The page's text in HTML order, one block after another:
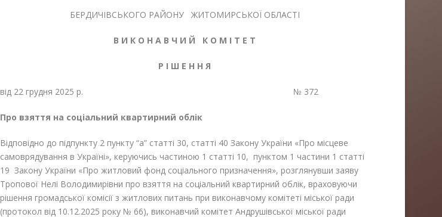
БЕРДИЧІВСЬКОГО РАЙОНУ ЖИТОМИРСЬКОЇ ОБЛАСТІ
В И К О Н А В Ч И Й К О М І Т Е Т
Р І Ш Е Н Н Я
від 22 грудня 2025 р. № 372
Про взяття на соціальний квартирний облік
Відповідно до підпункту 2 пункту “а” статті 30, статті 40 Закону України «Про місцеве
самоврядування в Україні», керуючись частиною 1 статті 10, пунктом 1 частини 1 статті
19 Закону України «Про житловий фонд соціального призначення», розглянувши заяву
Тропової Нелі Володимирівни про взяття на соціальний квартирний облік, враховуючи
рішення громадської комісії з житлових питань при виконавчому комітеті міської ради
(протокол від 10.12.2025 року № 66), виконавчий комітет Андрушівської міської ради